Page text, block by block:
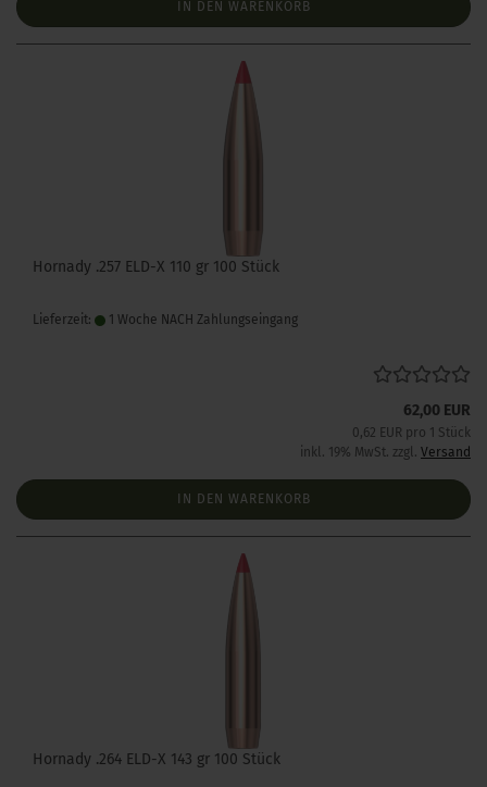
IN DEN WARENKORB
Hornady .257 ELD-X 110 gr 100 Stück
Lieferzeit: 1 Woche NACH Zahlungseingang
62,00 EUR
0,62 EUR pro 1 Stück
inkl. 19% MwSt. zzgl. Versand
IN DEN WARENKORB
Hornady .264 ELD-X 143 gr 100 Stück